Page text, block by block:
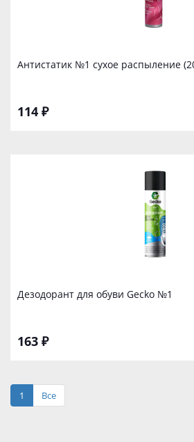
Антистатик №1 сухое распыление
114 ₽
Дезодорант для обуви Gecko №1
163 ₽
1 Все